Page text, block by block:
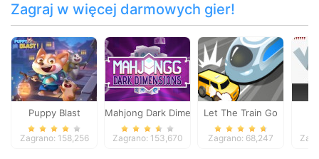
Zagraj w więcej darmowych gier!
Puppy Blast
Zagrano: 158,256
Mahjong Dark Dimensions
Zagrano: 153,670
Let The Train Go
Zagrano: 68,247